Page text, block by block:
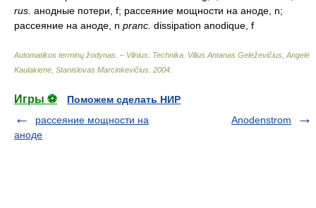
rus. анодные потери, f; рассеяние мощности на аноде, n;
рассеяние на аноде, n pranc. dissipation anodique, f
Automatikos terminų žodynas. – Vilnius: Technika Vilius Antanas Geleževičius, Angelė
Kaulakienė, Stanislovas Marcinkevičius 2004
Игры ⚽
Поможем сделать НИР
рассеяние мощности на
аноде
Anodenstrom